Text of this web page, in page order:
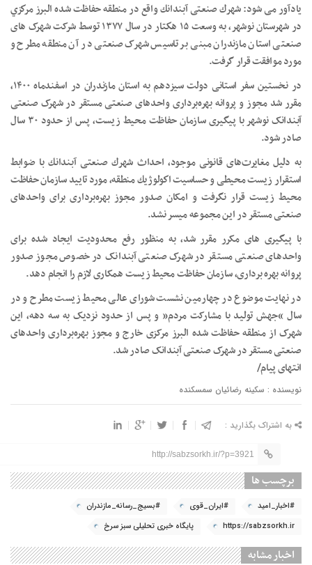
یادآور می شود: شهرك صنعتی آبندانك واقع در منطقه حفاظت شده البرز مركزي
در شهرستان نوشهر، به وسعت ۱۵ هكتار در سال ۱۳۷۷ توسط شرکت شهرک های
صنعتی استان مازندران مبنی بر تاسیس شهرک صنعتی در آن منطقه مطرح و
مورد موافقت قرار گرفت.
در نخستین سفر استانی دولت سیزدهم به استان مازندران در اسفندماه ۱۴۰۰،
مقرر شد مجوز و پروانه بهره‌برداری واحدهای صنعتی مستقر در شهرک صنعتی
آبندانک نوشهر با پیگیری سازمان حفاظت محیط زیست، پس از حدود ۳۰ سال
صادر شود.
به دليل مغايرت‌های قانونی موجود، احداث شهرك صنعتی آبندانك با ضوابط
استقرار زیست محیطی و حساسيت اكولوژيك منطقه، مورد تایید سازمان حفاظت
محیط زیست قرار نگرفت و امکان صدور مجوز بهره‌برداری برای واحدهای
صنعتی مستقر در این مجموعه میسر نشد.
با پیگیری های مکرر مقرر شد، به منظور رفع محدودیت ایجاد شده برای
واحدهای صنعتی مستقر در شهرک صنعتی آبندانک در خصوص مجوز صدور
پروانه بهره برداری، سازمان حفاظت محیط زیست همکاری لازم را انجام دهد.
در نهایت موضوع در چهارمین نشست شورای عالی محیط زیست مطرح و در
سال “جهش تولید با مشارکت مردم” و پس از حدود نزدیک به سه دهه، این
شهرک از منطقه حفاظت شده البرز مرکزی خارج و مجوز بهره‌برداری واحدهای
صنعتی مستقر در شهرک صنعتی آبندانک صادر شد.
انتهای پیام/
نویسنده : سکینه رضائیان سمسکنده
به اشتراک بگذارید :
http://sabzsorkh.ir/?p=3921
برچسب ها
#اخبار_امید #ایران_قوی
#بسیج_رسانه_مازندران
https://sabzsorkh.ir
پایگاه خبری تحلیلی سبز سرخ
اخبار مشابه